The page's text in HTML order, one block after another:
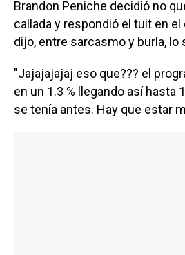
Brandon Peniche decidió no
callada y respondió el tuit en
dijo, entre sarcasmo y burla, lo
"Jajajajajaj eso que??? el
en un 1.3 % llegando así hasta
se tenía antes. Hay que estar